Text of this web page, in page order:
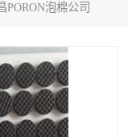
PORON泡棉公司
绵
垫